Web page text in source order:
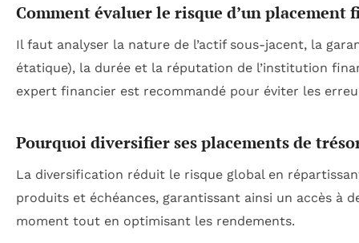
Comment évaluer le risque d’un
Il faut analyser la nature de l’actif sous-jacent, la
étatique), la durée et la réputation de l’institution
expert financier est recommandé pour éviter les
Pourquoi diversifier ses placements de
La diversification réduit le risque global en
produits et échéances, garantissant ainsi un accès à
moment tout en optimisant les rendements.